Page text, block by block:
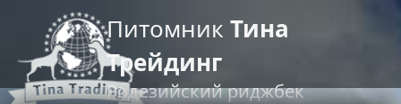
Питомник Тина
Трейдинг
Родезийский риджбек